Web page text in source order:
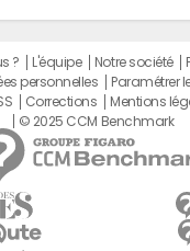
? L'équipe Notre société
personnelles Paramétrer
Corrections Mentions
© 2025 CCM Benchmark